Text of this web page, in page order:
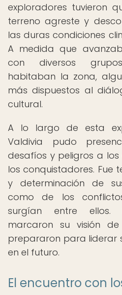
exploradores tuvieron
terreno agreste y
las duras condiciones
A medida que
con diversos
habitaban la zona,
más dispuestos al
cultural.
A lo largo de esta
Valdivia pudo
desafíos y peligros a
los conquistadores. Fue
y determinación de
como de los
surgían entre ellos.
marcaron su visión
prepararon para liderar
en el futuro.
El encuentro con